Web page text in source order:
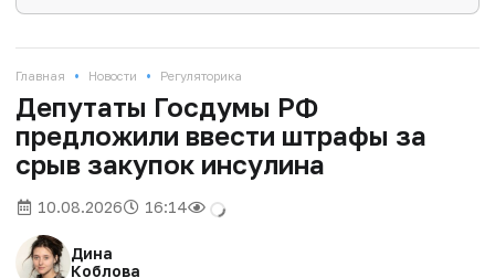
Главная • Новости • Регуляторика
Депутаты Госдумы РФ
предложили ввести штрафы за
срыв закупок инсулина
10.08.2026 16:14
Дина
Коблова